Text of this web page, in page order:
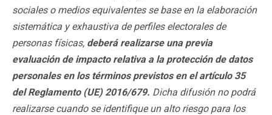
sociales o medios equivalentes se base en la elaboración
sistemática y exhaustiva de perfiles electorales de
personas físicas, deberá realizarse una previa
evaluación de impacto relativa a la protección de datos
personales en los términos previstos en el artículo 35
del Reglamento (UE) 2016/679. Dicha difusión no podrá
realizarse cuando se identifique un alto riesgo para los